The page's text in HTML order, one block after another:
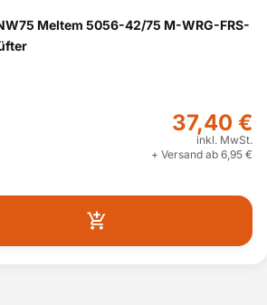
Meltem 5056-42/75 M-WRG-FRS-
37,40 €
inkl. MwSt.
+ Versand ab 6,95 €